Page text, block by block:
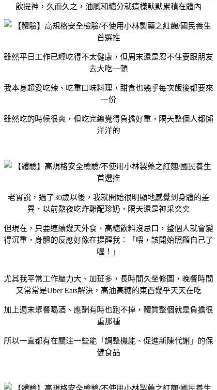
飲提神，久而久之，油膩和糖分就這樣默默累積在體內
雖然平日工作已經吃得不太健康，但周末還是忍不住要跟朋友
去大吃一頓
我本身超愛吃辣、吃重口味料理，甜食也幾乎每次飯後都要來
一份
雖然吃的時候很爽，但吃完總覺得負擔好重，隔天整個人都懶
洋洋的
老實說，過了30歲以後，我就開始很明顯地感覺到身體的差
異，以前熬夜吃炸雞配珍奶，隔天還是神采奕奕
但現在，只要連續幾天外食、高糖飲料沒忌口，整個人就會變
得沉重，身體的反應好像在提醒我：「喂，該開始照顧自己了
喔！」
尤其我平常工作壓力大、加班多，長時間久坐修圖，晚餐時間
又常常是Uber Eats解決，高油高糖的東西幾乎天天在吃
加上週末聚餐喝酒、應酬有時也跑不掉，體質整個就是負擔很
重那種
所以一直都有在關注一些能「調整機能、促進新陳代謝」的保
健食品